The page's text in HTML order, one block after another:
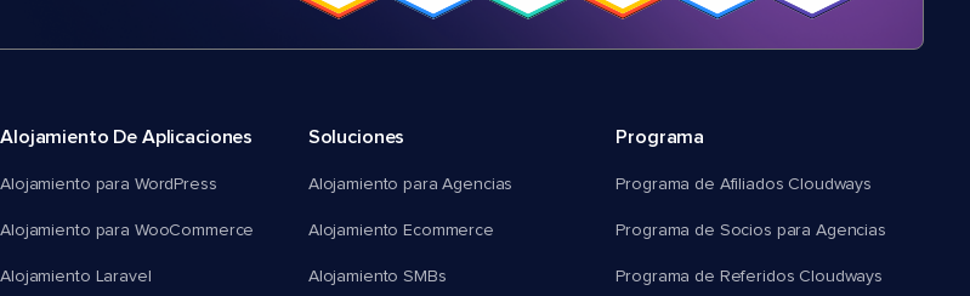
Alojamiento De Aplicaciones
Alojamiento para WordPress
Alojamiento para WooCommerce
Alojamiento Laravel
Soluciones
Alojamiento para Agencias
Alojamiento Ecommerce
Alojamiento SMBs
Programa
Programa de Afiliados Cloudways
Programa de Socios para Agencias
Programa de Referidos Cloudways